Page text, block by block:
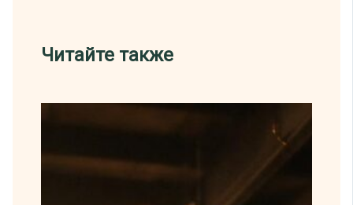
Читайте также